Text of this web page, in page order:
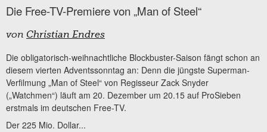
Die Free-TV-Premiere von „Man of Steel“
von Christian Endres
Die obligatorisch-weihnachtliche Blockbuster-Saison fängt schon an
diesem vierten Adventssonntag an: Denn die jüngste Superman-
Verfilmung „Man of Steel“ von Regisseur Zack Snyder
(„Watchmen“) läuft am 20. Dezember um 20.15 auf ProSieben
erstmals im deutschen Free-TV.
Der 225 Mio. Dollar...